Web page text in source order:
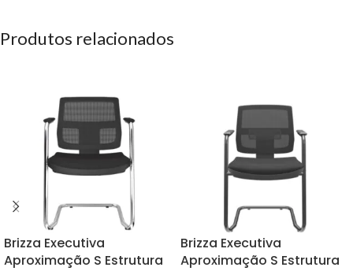
Produtos relacionados
Brizza Executiva
Aproximação S Estrutura
Brizza Executiva
Aproximação S Estrutura